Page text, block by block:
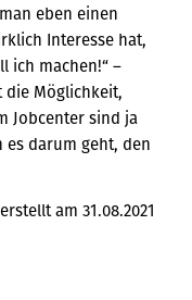
eben einen
Interesse hat,
ich machen!“ –
die Möglichkeit,
Jobcenter sind ja
darum geht, den
erstellt am 31.08.2021